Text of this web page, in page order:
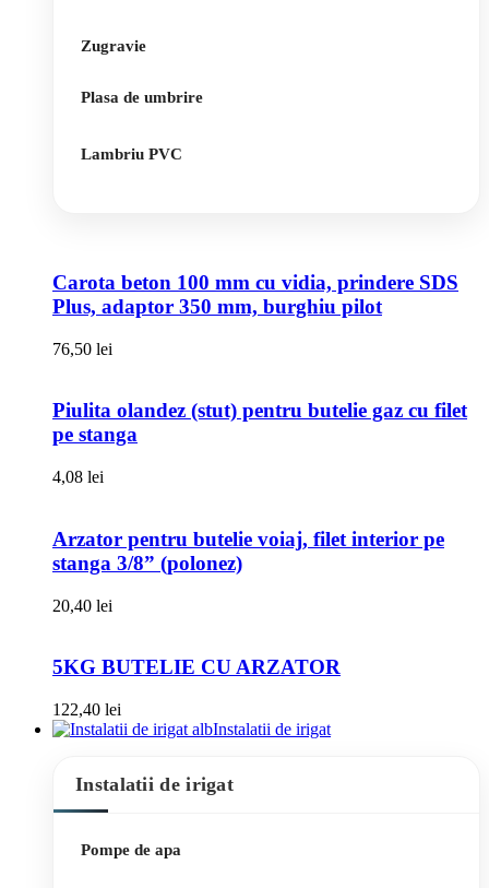
Zugravie
Plasa de umbrire
Lambriu PVC
Carota beton 100 mm cu vidia, prindere SDS
Plus, adaptor 350 mm, burghiu pilot
76,50 lei
Piulita olandez (stut) pentru butelie gaz cu filet
pe stanga
4,08 lei
Arzator pentru butelie voiaj, filet interior pe
stanga 3/8” (polonez)
20,40 lei
5KG BUTELIE CU ARZATOR
122,40 lei
Instalatii de irigat
Instalatii de irigat
Pompe de apa